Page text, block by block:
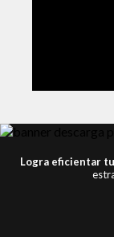
Logra eficientar